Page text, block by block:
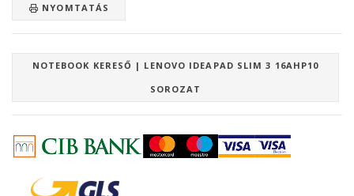
NYOMTATÁS
NOTEBOOK KERESŐ | LENOVO IDEAPAD SLIM 3 16AHP10
SOROZAT